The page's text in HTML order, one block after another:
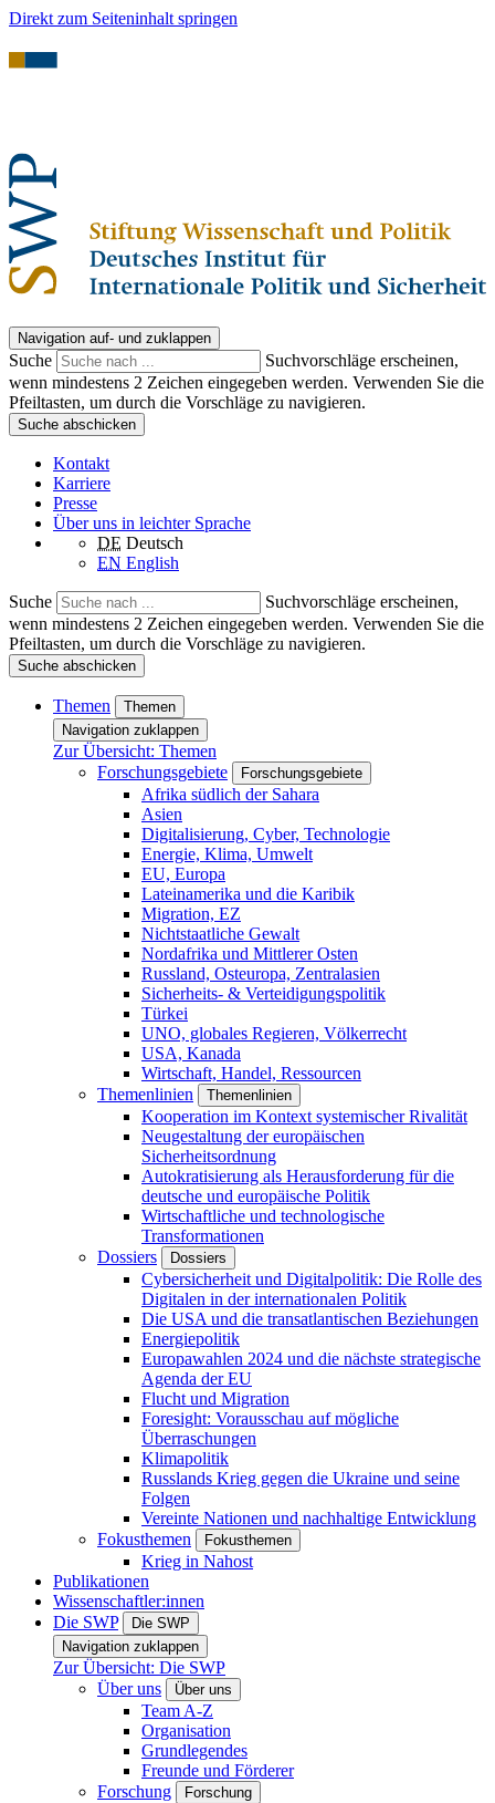
Direkt zum Seiteninhalt springen
Navigation auf- und zuklappen
Suche
Suchvorschläge erscheinen,
wenn mindestens 2 Zeichen eingegeben werden. Verwenden Sie die
Pfeiltasten, um durch die Vorschläge zu navigieren.
Suche abschicken
Kontakt
Karriere
Presse
Über uns in leichter Sprache
DE Deutsch
EN English
Suche
Suchvorschläge erscheinen,
wenn mindestens 2 Zeichen eingegeben werden. Verwenden Sie die
Pfeiltasten, um durch die Vorschläge zu navigieren.
Suche abschicken
Themen
Themen
Navigation zuklappen
Zur Übersicht: Themen
Forschungsgebiete
Forschungsgebiete
Afrika südlich der Sahara
Asien
Digitalisierung, Cyber, Technologie
Energie, Klima, Umwelt
EU, Europa
Lateinamerika und die Karibik
Migration, EZ
Nichtstaatliche Gewalt
Nordafrika und Mittlerer Osten
Russland, Osteuropa, Zentralasien
Sicherheits- & Verteidigungspolitik
Türkei
UNO, globales Regieren, Völkerrecht
USA, Kanada
Wirtschaft, Handel, Ressourcen
Themenlinien
Themenlinien
Kooperation im Kontext systemischer Rivalität
Neugestaltung der europäischen
Sicherheitsordnung
Autokratisierung als Herausforderung für die
deutsche und europäische Politik
Wirtschaftliche und technologische
Transformationen
Dossiers
Dossiers
Cybersicherheit und Digitalpolitik: Die Rolle des
Digitalen in der internationalen Politik
Die USA und die transatlantischen Beziehungen
Energiepolitik
Europawahlen 2024 und die nächste strategische
Agenda der EU
Flucht und Migration
Foresight: Vorausschau auf mögliche
Überraschungen
Klimapolitik
Russlands Krieg gegen die Ukraine und seine
Folgen
Vereinte Nationen und nachhaltige Entwicklung
Fokusthemen
Fokusthemen
Krieg in Nahost
Publikationen
Wissenschaftler:innen
Die SWP
Die SWP
Navigation zuklappen
Zur Übersicht: Die SWP
Über uns
Über uns
Team A-Z
Organisation
Grundlegendes
Freunde und Förderer
Forschung
Forschung